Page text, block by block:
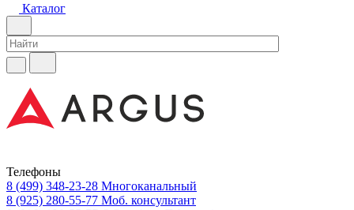
Каталог
Телефоны
8 (499) 348-23-28 Многоканальный
8 (925) 280-55-77 Моб. консультант